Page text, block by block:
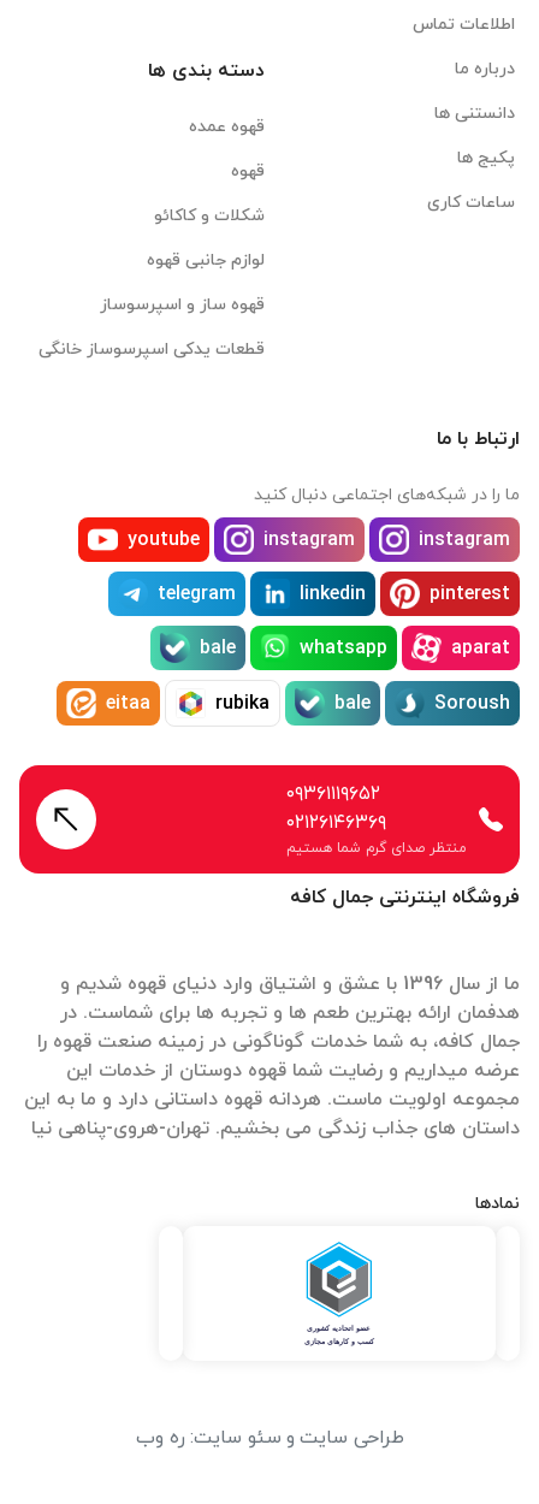
فروشگاه اینترنتی جمال کافه
ما از سال 1396 با عشق و اشتیاق وارد دنیای قهوه شدیم و
هدفمان ارائه بهترین طعم ها و تجربه ها برای شماست. در
جمال کافه، به شما خدمات گوناگونی در زمینه صنعت قهوه را
عرضه میداریم و رضایت شما قهوه دوستان از خدمات این
مجموعه اولویت ماست. هردانه قهوه داستانی دارد و ما به این
داستان های جذاب زندگی می بخشیم. تهران-هروی-پناهی نیا
نمادها
اطلاعات تماس
درباره ما
دانستنی ها
پکیج ها
ساعات کاری
دسته بندی ها
قهوه عمده
قهوه
شکلات و کاکائو
لوازم جانبی قهوه
قهوه ساز و اسپرسوساز
قطعات یدکی اسپرسوساز خانگی
ارتباط با ما
ما را در شبکه‌های اجتماعی دنبال کنید
instagram
instagram
youtube
pinterest
linkedin
telegram
aparat
whatsapp
bale
Soroush
bale
rubika
eitaa
۰۹۳۶۱۱۱۹۶۵۲
۰۲۱۲۶۱۴۶۳۶۹
منتظر صدای گرم شما هستیم
طراحی سایت و سئو سایت: ره وب